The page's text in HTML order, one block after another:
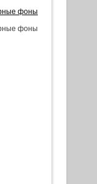
фоны
фоны